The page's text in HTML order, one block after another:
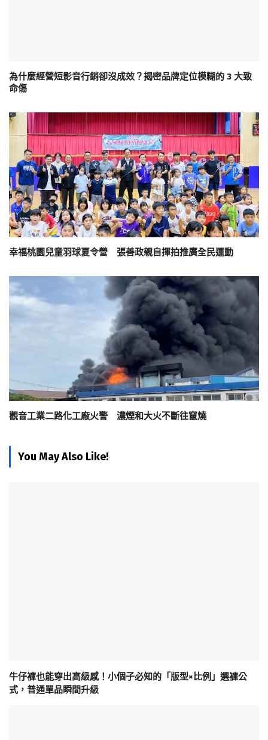
為什麼經營短影音行銷卻沒成效？揭密品牌定位模糊的 3 大致
命傷
幸福桃園兒童羽球夏令營 張善政親自揮拍推廣全民運動
觀音工業二路化工廠火警 濃煙和大火不斷往竄燒
You May Also Like!
牛仔褲也能穿出高級感！小個子必知的「版型×比例」選褲公
式，普通單品瞬間升級